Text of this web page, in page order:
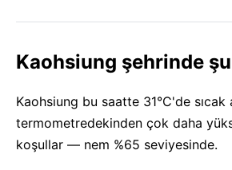
Kaohsiung şehrinde
Kaohsiung bu saatte 31°C'de sıcak
termometredekinden çok daha
koşullar — nem %65 seviyesinde.